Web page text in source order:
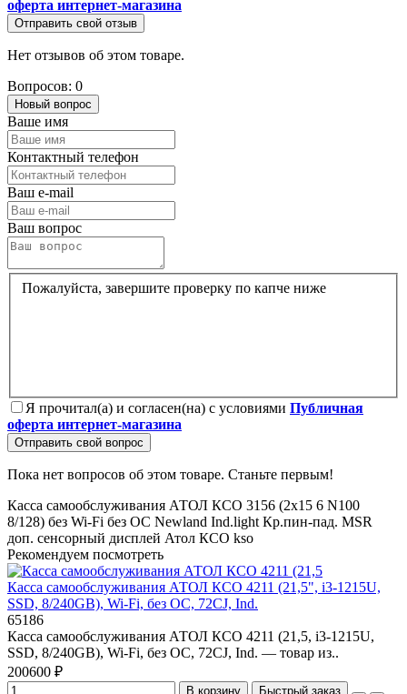
оферта интернет-магазина
Отправить свой отзыв
Нет отзывов об этом товаре.
Вопросов: 0
Новый вопрос
Ваше имя
Контактный телефон
Ваш e-mail
Ваш вопрос
Пожалуйста, завершите проверку по капче ниже
Я прочитал(а) и согласен(на) с условиями Публичная
оферта интернет-магазина
Отправить свой вопрос
Пока нет вопросов об этом товаре. Станьте первым!
Касса самообслуживания АТОЛ КСО 3156 (2x15 6 N100
8/128) без Wi-Fi без ОС Newland Ind.light Кр.пин-пад. MSR
доп. сенсорный дисплей Атол КСО kso
Рекомендуем посмотреть
Касса самообслуживания АТОЛ КСО 4211 (21,5", i3-1215U,
SSD, 8/240GB), Wi-Fi, без ОС, 72CJ, Ind.
65186
Касса самообслуживания АТОЛ КСО 4211 (21,5, i3-1215U,
SSD, 8/240GB), Wi-Fi, без ОС, 72CJ, Ind. — товар из..
200600 ₽
В корзину Быстрый заказ